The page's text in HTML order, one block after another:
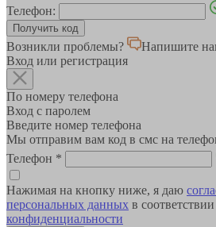
Телефон:
Возникли проблемы?
Напишите
Вход или регистрация
По номеру телефона
Вход с паролем
Введите номер телефона
Мы отправим вам код в смс на
Телефон *
Нажимая на кнопку ниже, я даю
персональных данных в
конфиденциальности